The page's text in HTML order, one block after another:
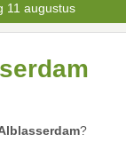
11 augustus
?